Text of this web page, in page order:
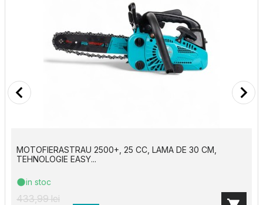
MOTOFIERASTRAU 2500+, 25 CC, LAMA DE 30 CM,
TEHNOLOGIE EASY...
in stoc
433,99 lei